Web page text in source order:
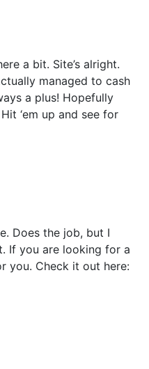
a bit. Site’s alright.
managed to cash
a plus! Hopefully
‘em up and see for
Does the job, but I
If you are looking for a
you. Check it out here: